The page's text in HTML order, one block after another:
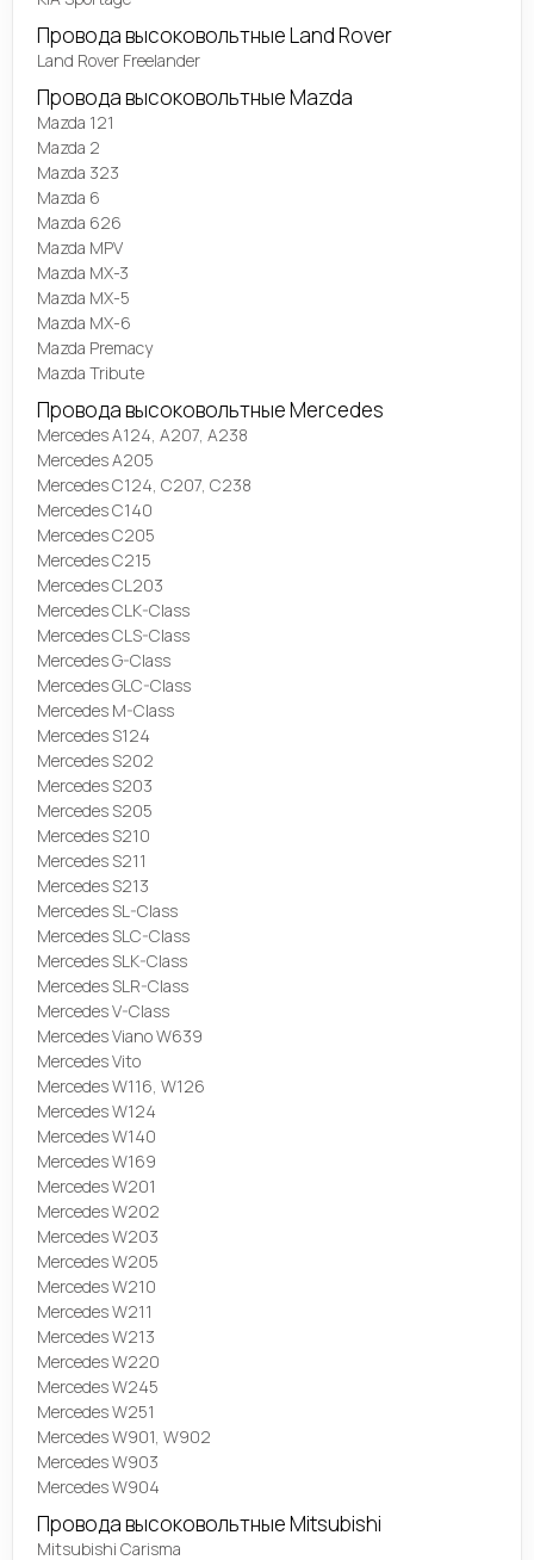
Провода высоковольтные Land Rover
Land Rover Freelander
Провода высоковольтные Mazda
Mazda 121
Mazda 2
Mazda 323
Mazda 6
Mazda 626
Mazda MPV
Mazda MX-3
Mazda MX-5
Mazda MX-6
Mazda Premacy
Mazda Tribute
Провода высоковольтные Mercedes
Mercedes A124, A207, A238
Mercedes A205
Mercedes C124, C207, C238
Mercedes C140
Mercedes C205
Mercedes C215
Mercedes CL203
Mercedes CLK-Class
Mercedes CLS-Class
Mercedes G-Class
Mercedes GLC-Class
Mercedes M-Class
Mercedes S124
Mercedes S202
Mercedes S203
Mercedes S205
Mercedes S210
Mercedes S211
Mercedes S213
Mercedes SL-Class
Mercedes SLC-Class
Mercedes SLK-Class
Mercedes SLR-Class
Mercedes V-Class
Mercedes Viano W639
Mercedes Vito
Mercedes W116, W126
Mercedes W124
Mercedes W140
Mercedes W169
Mercedes W201
Mercedes W202
Mercedes W203
Mercedes W205
Mercedes W210
Mercedes W211
Mercedes W213
Mercedes W220
Mercedes W245
Mercedes W251
Mercedes W901, W902
Mercedes W903
Mercedes W904
Провода высоковольтные Mitsubishi
Mitsubishi Carisma